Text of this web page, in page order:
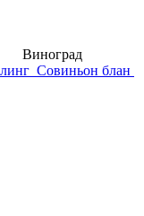
Виноград
Совиньон блан